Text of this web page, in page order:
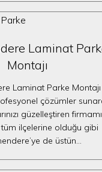
Laminat
Montajı
Laminat Parke Montajı
çözümler
güzelleştiren
tüm ilçelerine olduğu gibi
de üstün…